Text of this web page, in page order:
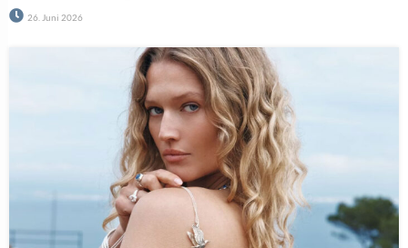
26. Juni 2026